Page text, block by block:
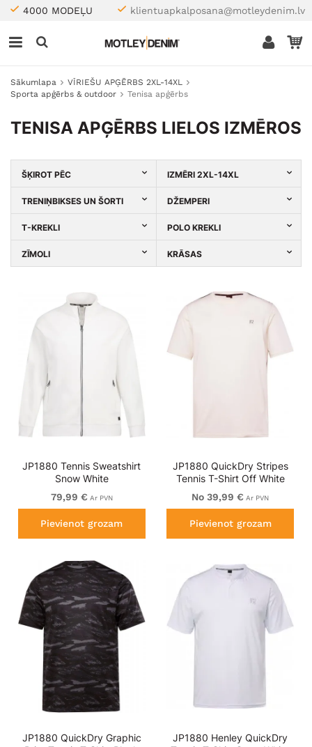
4000 MODEĻU klientuapkalposana@motleydenim.lv
Sākumlapa
VĪRIEŠU APĢĒRBS 2XL-14XL
Sporta apģērbs & outdoor
Tenisa apģērbs
TENISA APĢĒRBS LIELOS IZMĒROS
ŠĶIROT PĒC IZMĒRI 2XL-14XL
TRENIŅBIKSES UN ŠORTI DŽEMPERI
T-KREKLI POLO KREKLI
ZĪMOLI KRĀSAS
JP1880 Tennis Sweatshirt
Snow White
79,99 € Ar PVN
Pievienot grozam
JP1880 QuickDry Stripes
Tennis T-Shirt Off White
No 39,99 € Ar PVN
Pievienot grozam
JP1880 QuickDry Graphic
JP1880 Henley QuickDry